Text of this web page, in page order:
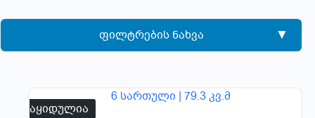
გაყიდულია
ფილტრების ნახვა